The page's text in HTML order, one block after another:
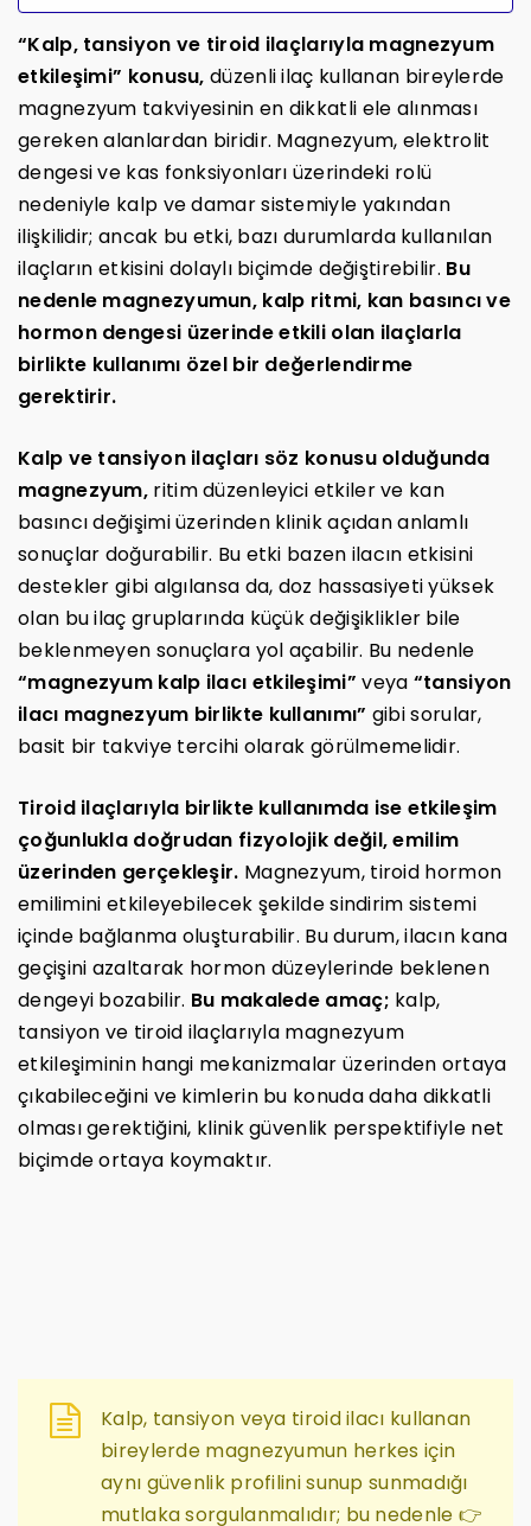
“Kalp, tansiyon ve tiroid ilaçlarıyla magnezyum
etkileşimi” konusu, düzenli ilaç kullanan bireylerde
magnezyum takviyesinin en dikkatli ele alınması
gereken alanlardan biridir. Magnezyum, elektrolit
dengesi ve kas fonksiyonları üzerindeki rolü
nedeniyle kalp ve damar sistemiyle yakından
ilişkilidir; ancak bu etki, bazı durumlarda kullanılan
ilaçların etkisini dolaylı biçimde değiştirebilir. Bu
nedenle magnezyumun, kalp ritmi, kan basıncı ve
hormon dengesi üzerinde etkili olan ilaçlarla
birlikte kullanımı özel bir değerlendirme
gerektirir.
Kalp ve tansiyon ilaçları söz konusu olduğunda
magnezyum, ritim düzenleyici etkiler ve kan
basıncı değişimi üzerinden klinik açıdan anlamlı
sonuçlar doğurabilir. Bu etki bazen ilacın etkisini
destekler gibi algılansa da, doz hassasiyeti yüksek
olan bu ilaç gruplarında küçük değişiklikler bile
beklenmeyen sonuçlara yol açabilir. Bu nedenle
“magnezyum kalp ilacı etkileşimi” veya “tansiyon
ilacı magnezyum birlikte kullanımı” gibi sorular,
basit bir takviye tercihi olarak görülmemelidir.
Tiroid ilaçlarıyla birlikte kullanımda ise etkileşim
çoğunlukla doğrudan fizyolojik değil, emilim
üzerinden gerçekleşir. Magnezyum, tiroid hormon
emilimini etkileyebilecek şekilde sindirim sistemi
içinde bağlanma oluşturabilir. Bu durum, ilacın kana
geçişini azaltarak hormon düzeylerinde beklenen
dengeyi bozabilir. Bu makalede amaç; kalp,
tansiyon ve tiroid ilaçlarıyla magnezyum
etkileşiminin hangi mekanizmalar üzerinden ortaya
çıkabileceğini ve kimlerin bu konuda daha dikkatli
olması gerektiğini, klinik güvenlik perspektifiyle net
biçimde ortaya koymaktır.
Kalp, tansiyon veya tiroid ilacı kullanan
bireylerde magnezyumun herkes için
aynı güvenlik profilini sunup sunmadığı
mutlaka sorgulanmalıdır; bu nedenle 👉